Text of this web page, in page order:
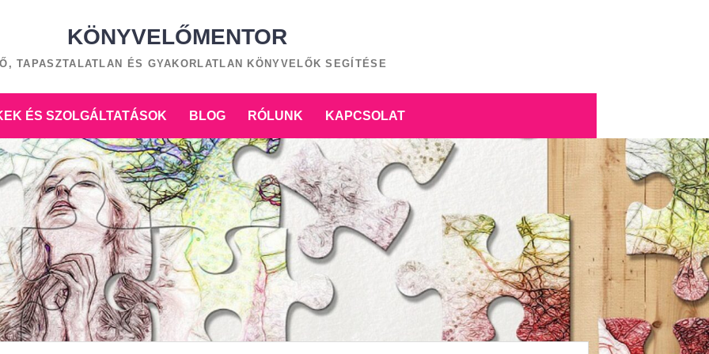
KÖNYVELŐMENTOR
TAPASZTALATLAN ÉS GYAKORLATLAN KÖNYVELŐK SEGÍTÉSE
ÉS SZOLGÁLTATÁSOK BLOG RÓLUNK KAPCSOLAT